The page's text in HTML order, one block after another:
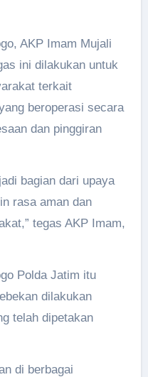
AKP Imam Mujali
ini dilakukan untuk
terkait
beroperasi secara
dan pinggiran
bagian dari upaya
rasa aman dan
tegas AKP Imam,
Polda Jatim itu
dilakukan
telah dipetakan
di berbagai